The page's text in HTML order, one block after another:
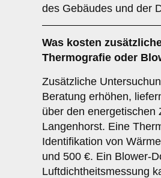
des Gebäudes und der
Was kosten
Thermografie oder
Zusätzliche
Beratung erhöhen,
über den energetischen
Langenhorst. Eine
Identifikation von
und 500 €. Ein Blower-
Luftdichtheitsmessung